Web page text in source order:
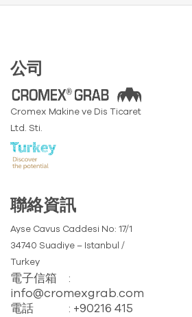
公司
Cromex Makine ve Dis Ticaret
Ltd. Sti.
聯絡資訊
Ayse Cavus Caddesi No: 17/1
34740 Suadiye – Istanbul /
Turkey
電子信箱
:
info@cromexgrab.com
電話
: +90216 415